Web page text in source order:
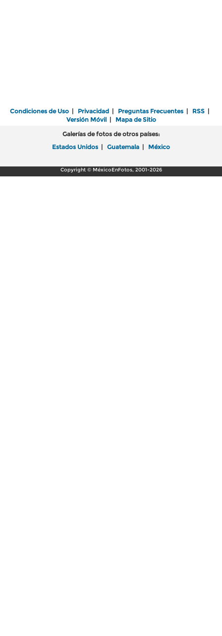
Condiciones de Uso | Privacidad | Preguntas Frecuentes | RSS |
Versión Móvil| Mapa de Sitio
Galerías de fotos de otros países:
Estados Unidos | Guatemala | México
Copyright © MéxicoEnFotos, 2001-2026